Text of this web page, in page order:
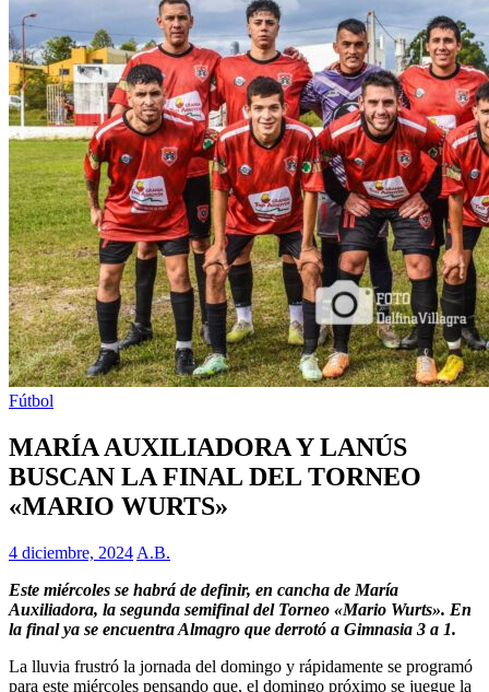
Fútbol
MARÍA AUXILIADORA Y LANÚS
BUSCAN LA FINAL DEL TORNEO
«MARIO WURTS»
4 diciembre, 2024 A.B.
Este miércoles se habrá de definir, en cancha de María
Auxiliadora, la segunda semifinal del Torneo «Mario Wurts». En
la final ya se encuentra Almagro que derrotó a Gimnasia 3 a 1.
La lluvia frustró la jornada del domingo y rápidamente se programó
para este miércoles pensando que, el domingo próximo se juegue la